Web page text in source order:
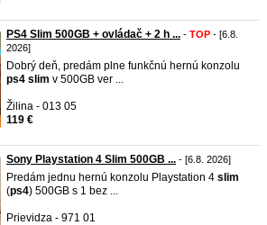
PS4 Slim 500GB + ovládač + 2 h ... - TOP - [6.8.
2026]
Dobrý deň, predám plne funkčnú hernú konzolu
ps4 slim v 500GB ver ...
Žilina - 013 05
119 €
Sony Playstation 4 Slim 500GB ... - [6.8. 2026]
Predám jednu hernú konzolu Playstation 4 slim
(ps4) 500GB s 1 bez ...
Prievidza - 971 01